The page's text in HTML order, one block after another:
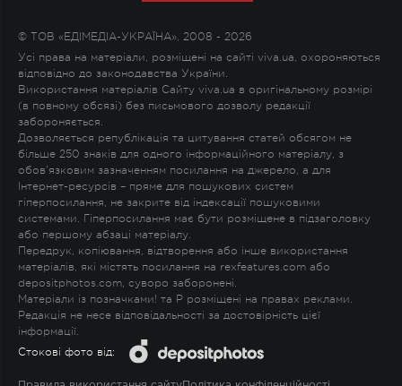
© ТОВ «ЕДІМЕДІА-УКРАЇНА», 2008 - 2026
Усі права на матеріали, розміщені на сайті viva.ua, охороняються
відповідно до законодавства України.
Використання матеріалів Сайту viva.ua в оригінальному розмірі
(в повному обсязі) без письмового дозволу редакції
забороняється.
Дозволяється републікація та цитування статей обсягом не
більше 250 знаків для одного інформаційного матеріалу, з
обов'язковим зазначенням посилання на джерело, а для
Інтернет-ресурсів – пряме для пошукових систем
гіперпосилання, не закрите від індексації пошуковими
системами. Гіперпосилання має бути розміщене в підзаголовку
або першому абзаці матеріалу.
Передрук, копіювання, відтворення або інше використання
матеріалів, які містять посилання на rexfeatures.com або
depositphotos.com, суворо заборонені.
Матеріали із позначками! та P розміщені на правах реклами.
Редакція не несе відповідальності за достовірність цієї
інформації.
Стокові фото від: